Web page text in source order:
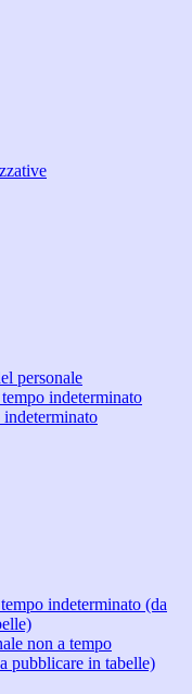
personale
indeterminato
indeterminato
indeterminato (da
non a tempo
pubblicare in tabelle)